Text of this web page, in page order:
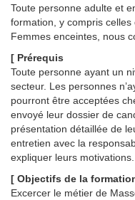
Toute personne adulte et
formation, y compris celles
Femmes enceintes, nous
[ Prérequis
Toute personne ayant un
secteur. Les personnes
pourront être acceptées
envoyé leur dossier de
présentation détaillée de
entretien avec la
expliquer leurs motivations.
[ Objectifs de la
Excercer le métier de